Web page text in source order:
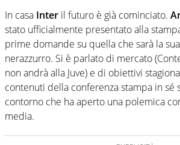
In casa Inter il futuro è già cominciato.
stato ufficialmente presentato alla
prime domande su quella che sarà la
nerazzurro. Si è parlato di mercato
non andrà alla Juve) e di obiettivi
contenuti della conferenza stampa in sé
contorno che ha aperto una polemica
media.